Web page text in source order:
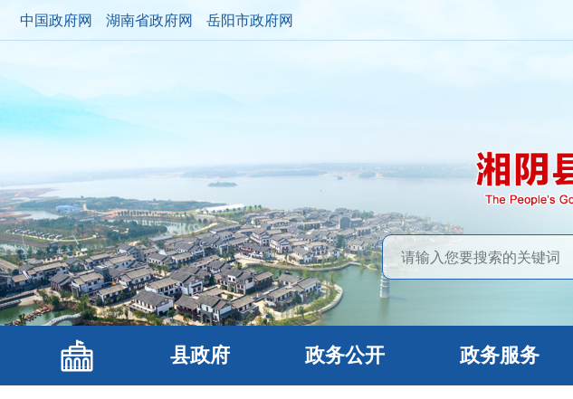
中国政府网 湖南省政府网 岳阳市政府网
县政府 政务公开 政务服务